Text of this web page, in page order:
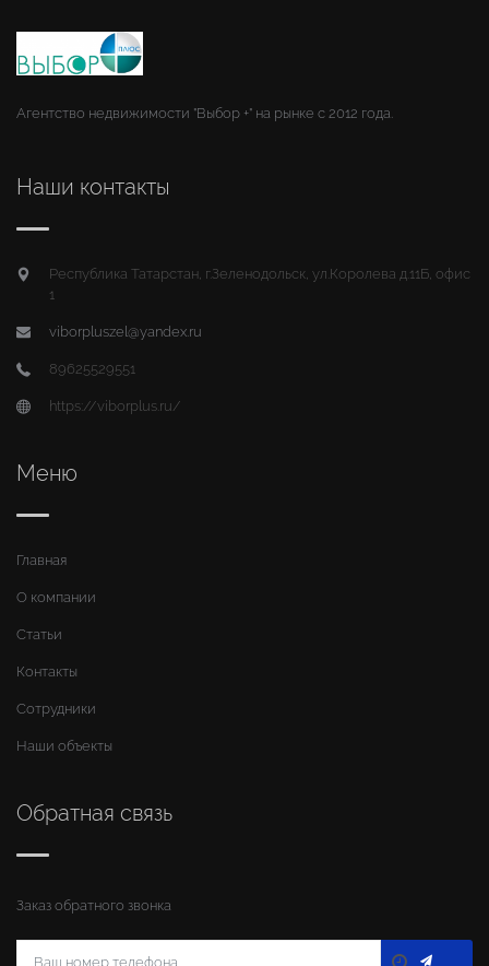
Агентство недвижимости "Выбор +" на рынке с 2012 года.
Наши контакты
Республика Татарстан, г.Зеленодольск, ул.Королева д.11Б, офис
1
viborpluszel@yandex.ru
89625529551
https://viborplus.ru/
Меню
Главная
О компании
Статьи
Контакты
Сотрудники
Наши объекты
Обратная связь
Заказ обратного звонка